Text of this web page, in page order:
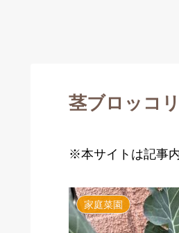
茎ブロッコ
※本サイトは記事
家庭菜園